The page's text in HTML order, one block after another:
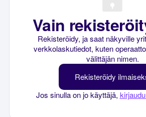
Vain
Rekisteröidy, ja saat näkyville
verkkolaskutiedot, kuten
välittäjän nimen.
Rekisteröidy
Jos sinulla on jo käyttäjä,